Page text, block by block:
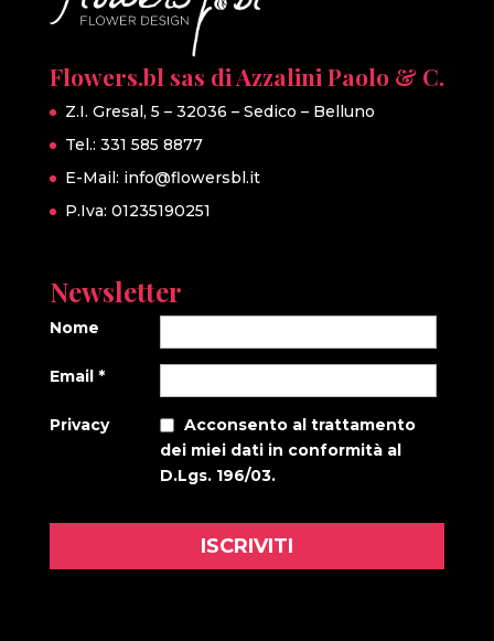
Flowers.bl sas di Azzalini Paolo & C.
Z.I. Gresal, 5 – 32036 – Sedico – Belluno
Tel.: 331 585 8877
E-Mail: info@flowersbl.it
P.Iva: 01235190251
Newsletter
Nome
Email *
Privacy
Acconsento al trattamento
dei miei dati in conformità al
D.Lgs. 196/03.